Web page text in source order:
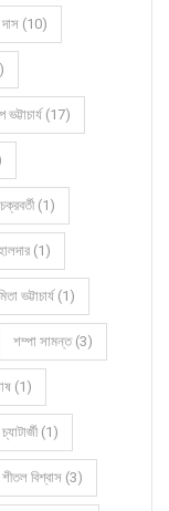
দাস (10)
ভট্টাচার্য (17)
(1)
(1)
ভট্টাচার্য (1)
শম্পা সামন্ত (3)
(1)
চ্যাটার্জী (1)
শীতল বিশ্বাস (3)